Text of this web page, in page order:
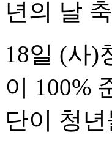
년의 날
18일 (사)
이 100%
단이 청